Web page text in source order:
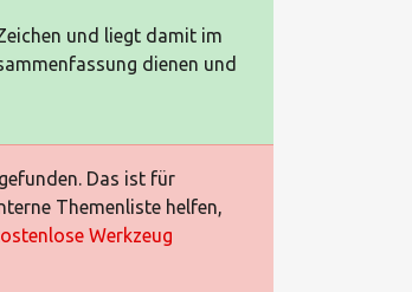
und liegt damit im
dienen und
Das ist für
Themenliste helfen,
Werkzeug